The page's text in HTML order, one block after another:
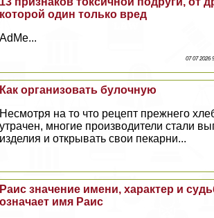
которой один только вред
AdMe...
07 07 2026
Как организовать булочную
Несмотря на то что рецепт прежнего
утрачен, многие производители стали
изделия и открывать свои пекарни...
Раис значение имени, хаpaктер и
означает имя Раис